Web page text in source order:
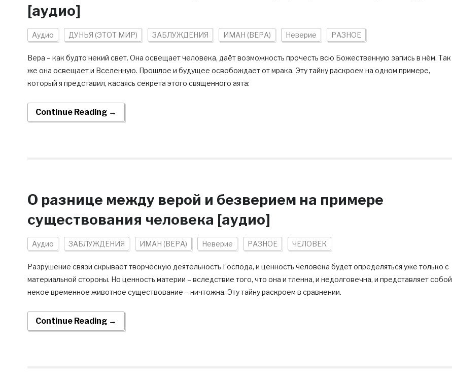
[аудио]
Аудио ДУНЬЯ (ЭТОТ МИР) ЗАБЛУЖДЕНИЯ ИМАН (ВЕРА) Неверие РАЗНОЕ
Вера – как будто некий свет. Она освещает человека, даёт возможность прочесть всю Божественную запись в нём. Так
же она освещает и Вселенную. Прошлое и будущее освобождает от мрака. Эту тайну раскроем на одном примере,
который я представил, касаясь секрета этого священного аята:
Continue Reading →
О разнице между верой и безверием на примере
существования человека [аудио]
Аудио ЗАБЛУЖДЕНИЯ ИМАН (ВЕРА) Неверие РАЗНОЕ ЧЕЛОВЕК
Разрушение связи скрывает творческую деятельность Господа, и ценность человека будет определяться уже только с
материальной стороны. Но ценность материи – вследствие того, что она и тленна, и недолговечна, и представляет собой
некое временное животное существование – ничтожна. Эту тайну раскроем в сравнении.
Continue Reading →